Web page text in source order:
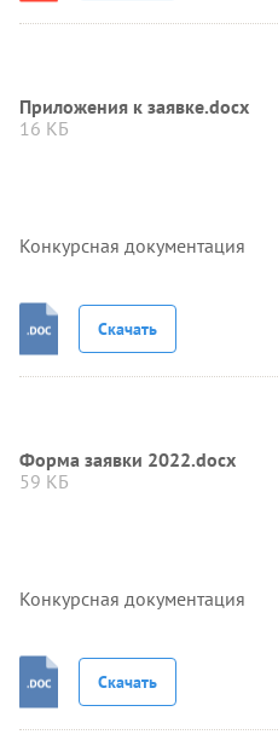
Приложения к заявке.docx
16 КБ
Конкурсная документация
Скачать
Форма заявки 2022.docx
59 КБ
Конкурсная документация
Скачать